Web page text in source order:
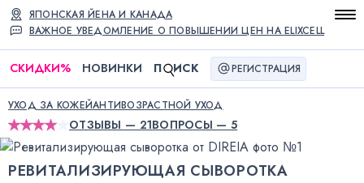
ВАЖНОЕ УВЕДОМЛЕНИЕ О ПОВЫШЕНИИ ЦЕН НА ELIXCELL
ЯПОНСКАЯ ЙЕНА И КАНАДА
СКИДКИ% НОВИНКИ П ИСК РЕГИСТРАЦИЯ
УХОД ЗА КОЖЕЙАНТИВОЗРАСТНОЙ УХОД
ОТЗЫВЫ — 21ВОПРОСЫ — 5
РЕВИТАЛИЗИРУЮЩАЯ СЫВОРОТКА